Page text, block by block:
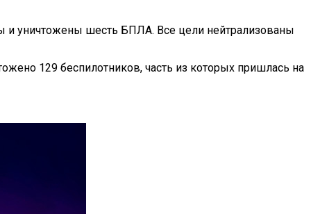
и уничтожены шесть БПЛА. Все цели нейтрализованы
129 беспилотников, часть из которых пришлась на